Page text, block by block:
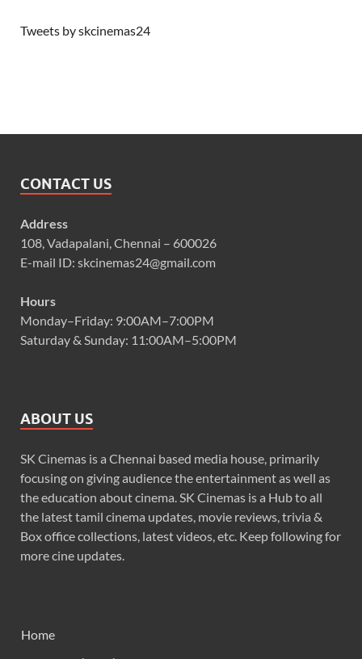
Tweets by skcinemas24
CONTACT US
Address
108, Vadapalani, Chennai – 600026
E-mail ID: skcinemas24@gmail.com
Hours
Monday–Friday: 9:00AM–7:00PM
Saturday & Sunday: 11:00AM–5:00PM
ABOUT US
SK Cinemas is a Chennai based media house, primarily
focusing on giving audience the entertainment as well as
the education about cinema. SK Cinemas is a Hub to all
the latest tamil cinema updates, movie reviews, trivia &
Box office collections, latest videos, etc. Keep following for
more cine updates.
Home